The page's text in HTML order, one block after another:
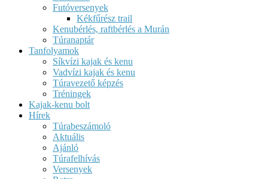
Futóversenyek
Kékfűrész trail
Kenubérlés, raftbérlés a Murán
Túranaptár
Tanfolyamok
Síkvízi kajak és kenu
Vadvízi kajak és kenu
Túravezető képzés
Tréningek
Kajak-kenu bolt
Hírek
Túrabeszámoló
Aktuális
Ajánló
Túrafelhívás
Versenyek